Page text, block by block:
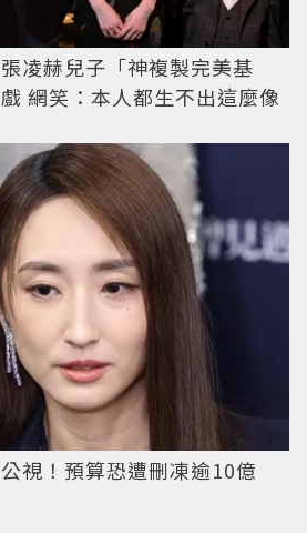
凌赫兒子「神複製完美基
網笑：本人都生不出這麼像
視！預算恐遭刪凍逾10億